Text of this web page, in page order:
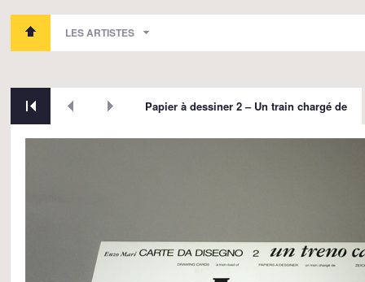
LES ARTISTES
Papier à dessiner 2 – Un train chargé de